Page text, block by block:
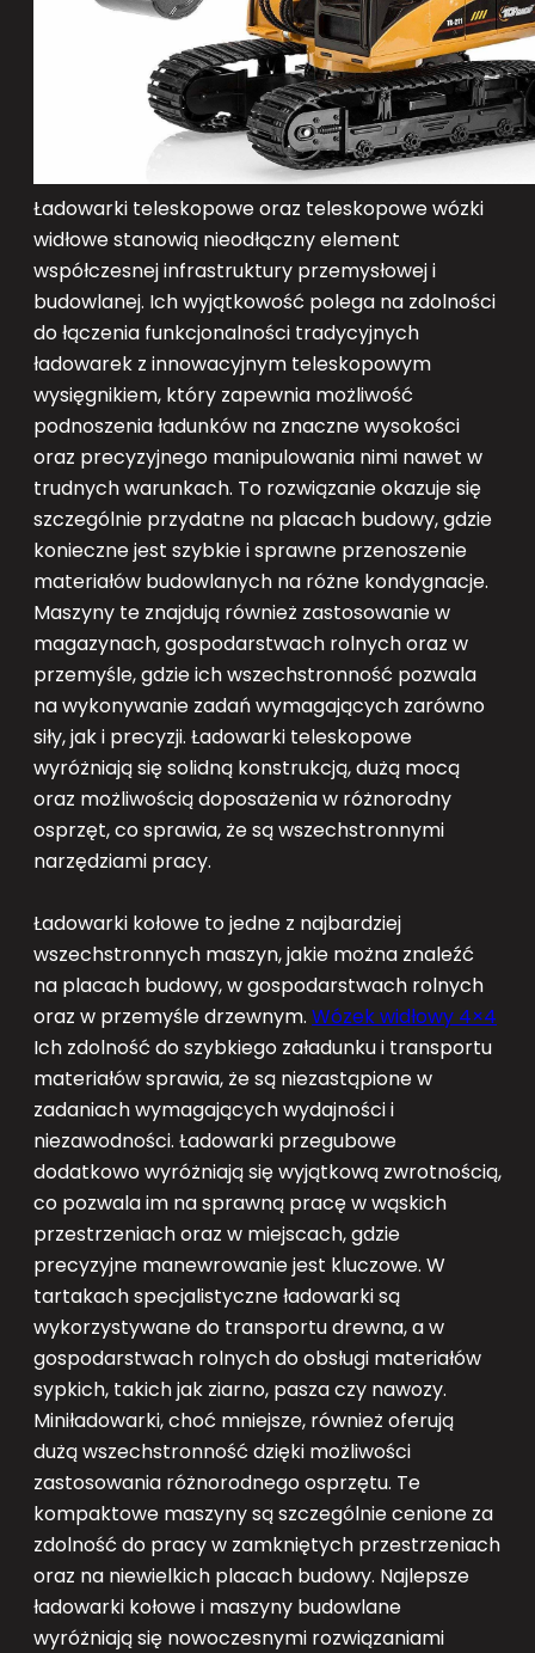
Ładowarki teleskopowe oraz teleskopowe wózki
widłowe stanowią nieodłączny element
współczesnej infrastruktury przemysłowej i
budowlanej. Ich wyjątkowość polega na zdolności
do łączenia funkcjonalności tradycyjnych
ładowarek z innowacyjnym teleskopowym
wysięgnikiem, który zapewnia możliwość
podnoszenia ładunków na znaczne wysokości
oraz precyzyjnego manipulowania nimi nawet w
trudnych warunkach. To rozwiązanie okazuje się
szczególnie przydatne na placach budowy, gdzie
konieczne jest szybkie i sprawne przenoszenie
materiałów budowlanych na różne kondygnacje.
Maszyny te znajdują również zastosowanie w
magazynach, gospodarstwach rolnych oraz w
przemyśle, gdzie ich wszechstronność pozwala
na wykonywanie zadań wymagających zarówno
siły, jak i precyzji. Ładowarki teleskopowe
wyróżniają się solidną konstrukcją, dużą mocą
oraz możliwością doposażenia w różnorodny
osprzęt, co sprawia, że są wszechstronnymi
narzędziami pracy.
Ładowarki kołowe to jedne z najbardziej
wszechstronnych maszyn, jakie można znaleźć
na placach budowy, w gospodarstwach rolnych
oraz w przemyśle drzewnym. Wózek widłowy 4×4
Ich zdolność do szybkiego załadunku i transportu
materiałów sprawia, że są niezastąpione w
zadaniach wymagających wydajności i
niezawodności. Ładowarki przegubowe
dodatkowo wyróżniają się wyjątkową zwrotnością,
co pozwala im na sprawną pracę w wąskich
przestrzeniach oraz w miejscach, gdzie
precyzyjne manewrowanie jest kluczowe. W
tartakach specjalistyczne ładowarki są
wykorzystywane do transportu drewna, a w
gospodarstwach rolnych do obsługi materiałów
sypkich, takich jak ziarno, pasza czy nawozy.
Miniładowarki, choć mniejsze, również oferują
dużą wszechstronność dzięki możliwości
zastosowania różnorodnego osprzętu. Te
kompaktowe maszyny są szczególnie cenione za
zdolność do pracy w zamkniętych przestrzeniach
oraz na niewielkich placach budowy. Najlepsze
ładowarki kołowe i maszyny budowlane
wyróżniają się nowoczesnymi rozwiązaniami